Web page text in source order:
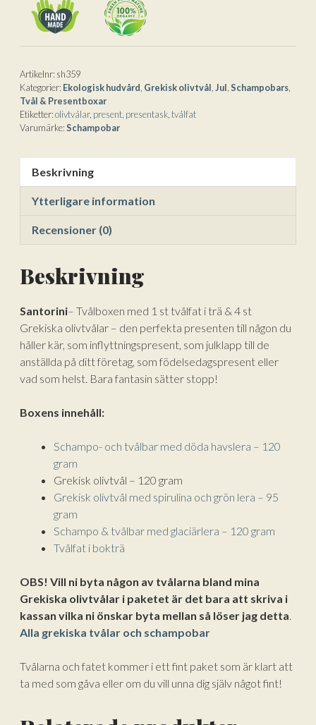
Tvålfat
Trä
4
st
Grekiska
Olivtvålar/Schampobar
i
:
Artikelnr: sh359
Kategorier: Ekologisk hudvård Grekisk olivtvål Jul Schampobars
Tvål & Presentboxar
Etiketter:olivtvålar, present presentask tvålfat
Varumärke:Schampobar
Beskrivning
Ytterligare information
Recensioner (0)
Beskrivning
Santorini– Tvålboxen med 1 st tvålfat i trä & 4 st
Grekiska olivtvålar – den perfekta presenten till någon du
håller kär, som inflyttningspresent, som julklapp till de
anställda på ditt företag, som födelsedagspresent eller
vad som helst. Bara fantasin sätter stopp!
Boxens innehåll:
Schampo- och tvålbar med döda havslera – 120
gram
Grekisk olivtvål – 120 gram
Grekisk olivtvål med spirulina och grön lera – 95
gram
Schampo & tvålbar med glaciärlera – 120 gram
Tvålfat i bokträ
OBS! Vill ni byta någon av tvålarna bland mina
Grekiska olivtvålar i paketet är det bara att skriva i
kassan vilka ni önskar byta mellan så löser jag detta
Alla grekiska tvålar och schampobar
Tvålarna och fatet kommer i ett fint paket som är klart att
ta med som gåva eller om du vill unna dig själv något fint!